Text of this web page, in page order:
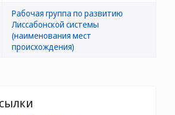
Рабочая группа по развитию
Лиссабонской системы
(наименования мест
происхождения)